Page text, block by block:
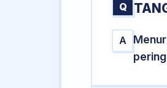
Q
A